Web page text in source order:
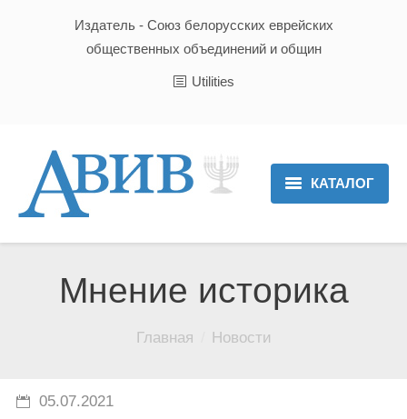
Издатель - Союз белорусских еврейских
общественных объединений и общин
Utilities
КАТАЛОГ
Культура и Традиции
Мнение историка
Главная Новости
05.07.2021